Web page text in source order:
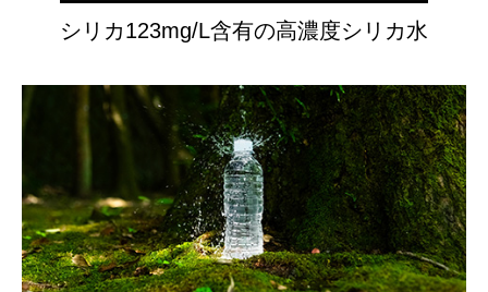
シリカ123mg/L含有の高濃度シリカ水